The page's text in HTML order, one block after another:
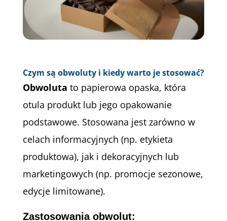
Czym są obwoluty i kiedy warto je stosować?
Obwoluta to papierowa opaska, która
otula produkt lub jego opakowanie
podstawowe. Stosowana jest zarówno w
celach informacyjnych (np. etykieta
produktowa), jak i dekoracyjnych lub
marketingowych (np. promocje sezonowe,
edycje limitowane).
Zastosowania obwolut: